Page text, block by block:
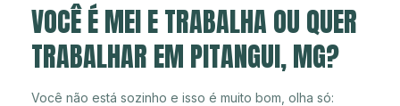
VOCÊ É MEI E TRABALHA OU QUER
TRABALHAR EM PITANGUI, MG?
Você não está sozinho e isso é muito bom, olha só: